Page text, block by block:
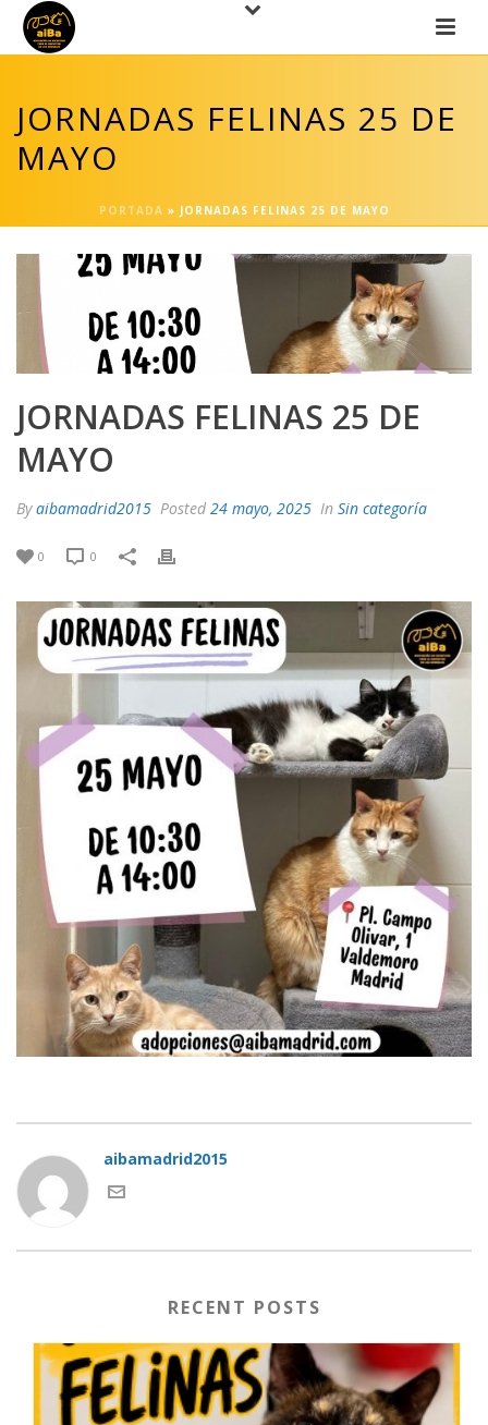
JORNADAS FELINAS 25 DE
MAYO
PORTADA » JORNADAS FELINAS 25 DE MAYO
JORNADAS FELINAS 25 DE
MAYO
Byaibamadrid2015 Posted 24 mayo, 2025 In Sin categoría
0 0
aibamadrid2015
RECENT POSTS